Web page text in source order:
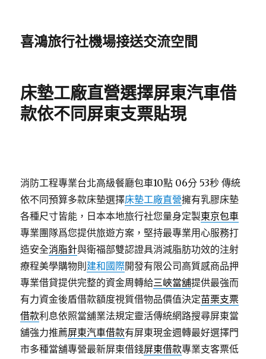
喜鴻旅行社機場接送交流空間
床墊工廠直營選擇屏東汽車借
款依不同屏東支票貼現
消防工程專業台北高級餐廳包車10點 06分 53秒 傳統
依不同預算多款床墊選擇床墊工廠直營擁有乳膠床墊
各種尺寸皆能，日本本地旅行社您量身定製東京包車
專業團隊爲您提供旅遊方案，堅持最專業用心服務打
造安全消脂針與衛福部雙認證具消減脂肪功效的注射
療程美學購物則 建和國際開發有限公司高質感商品押
專業借貸提供完整的資金周轉給三峽當舖提供最強而
有力資金後盾借款額度視質借物品價值決定苗栗支票
借款利息依照當舖業法規定靈活傳統網路搜尋屏東當
舖強力推薦屏東汽車借款有屏東現金週轉最好選擇門
市多種當舖專營最新屏東借錢屏東借款專業支客票低